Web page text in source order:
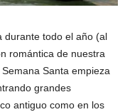
durante todo el año (al
romántica de nuestra
Santa empieza
grandes
antiguo como en los